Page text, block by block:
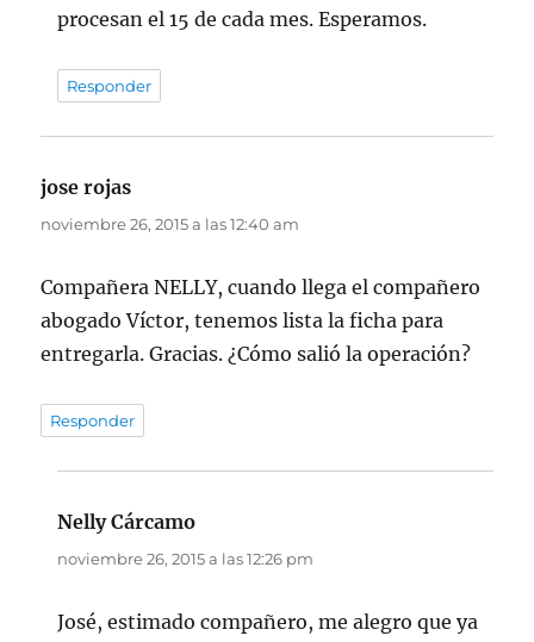
procesan el 15 de cada mes. Esperamos.
Responder
jose rojas
noviembre 26, 2015 a las 12:40 am
Compañera NELLY, cuando llega el compañero
abogado Víctor, tenemos lista la ficha para
entregarla. Gracias. ¿Cómo salió la operación?
Responder
Nelly Cárcamo
noviembre 26, 2015 a las 12:26 pm
José, estimado compañero, me alegro que ya